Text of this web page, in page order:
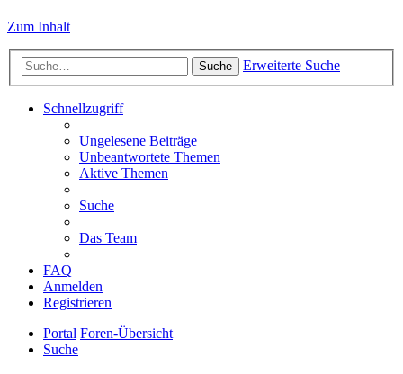
Zum Inhalt
Suche Erweiterte Suche
Schnellzugriff
Ungelesene Beiträge
Unbeantwortete Themen
Aktive Themen
Suche
Das Team
FAQ
Anmelden
Registrieren
Portal Foren-Übersicht
Suche